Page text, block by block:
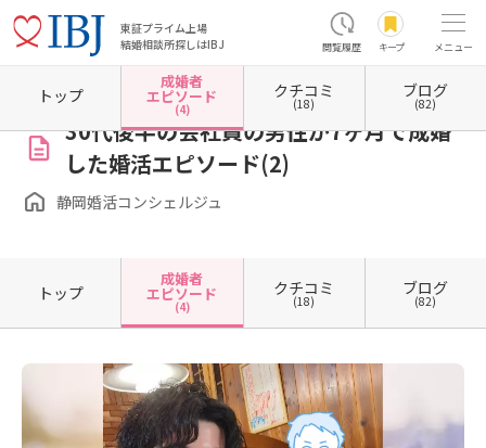
東証プライム上場
結婚相談所探しはIBJ
閲覧履歴 キープ メニュー
ホーム 静岡県の結婚相談所 静岡県静岡市 静岡県静岡市駿河区 静岡婚活コンシェル
30代後半の会社員の男性が7ヶ月で成婚
した婚活エピソード(2)
静岡婚活コンシェルジュ
トップ
成婚者
エピソード
(4)
クチコミ
(18)
ブログ
(82)
トップ
成婚者
エピソード
(4)
クチコミ
(18)
ブログ
(82)